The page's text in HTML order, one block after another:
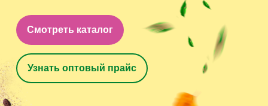
Смотреть каталог
Узнать оптовый прайс